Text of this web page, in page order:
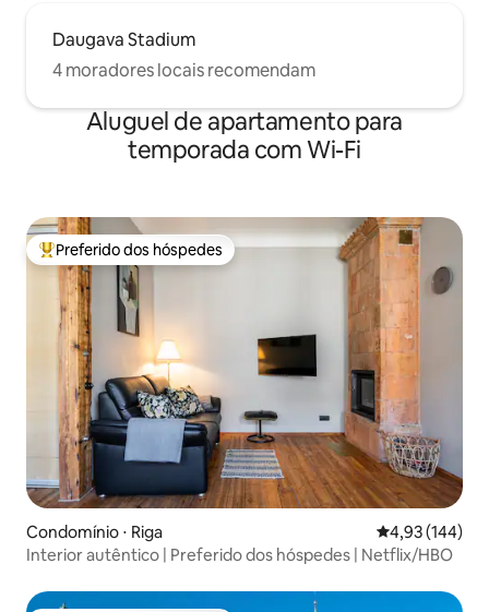
Daugava Stadium
4 moradores locais recomendam
Aluguel de apartamento para
temporada com Wi-Fi
Entre os melhores preferidos dos hóspedes
Preferido dos hóspedes
Condomínio ⋅ Riga 4,93 de uma
4,93 (144)
Interior autêntico | Preferido dos hóspedes | Netflix/HBO